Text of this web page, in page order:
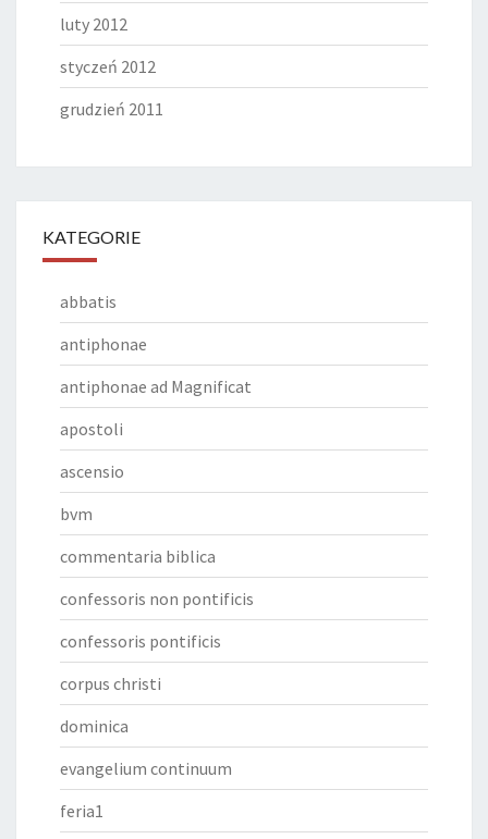
luty 2012
styczeń 2012
grudzień 2011
KATEGORIE
abbatis
antiphonae
antiphonae ad Magnificat
apostoli
ascensio
bvm
commentaria biblica
confessoris non pontificis
confessoris pontificis
corpus christi
dominica
evangelium continuum
feria1